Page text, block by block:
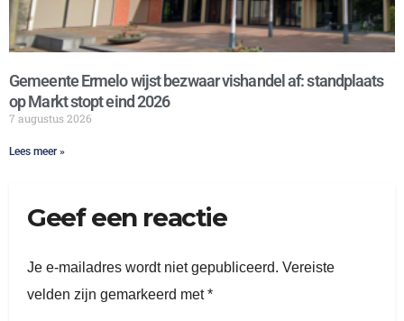
Gemeente Ermelo wijst bezwaar vishandel af: standplaats
op Markt stopt eind 2026
7 augustus 2026
Lees meer »
Geef een reactie
Je e-mailadres wordt niet gepubliceerd. Vereiste
velden zijn gemarkeerd met*